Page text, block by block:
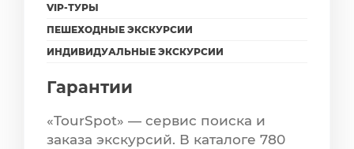
VIP-ТУРЫ
ПЕШЕХОДНЫЕ ЭКСКУРСИИ
ИНДИВИДУАЛЬНЫЕ ЭКСКУРСИИ
Гарантии
«TourSpot» — сервис поиска и
заказа экскурсий. В каталоге 780